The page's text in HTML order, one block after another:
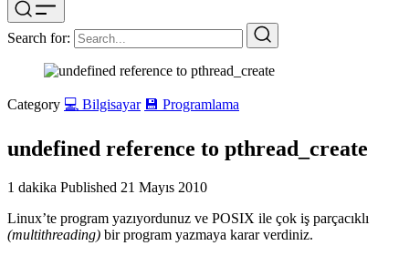
Search for:
Category 💻 Bilgisayar 💾 Programlama
undefined reference to pthread_create
1 dakika Published 21 Mayıs 2010
Linux’te program yazıyordunuz ve POSIX ile çok iş parçacıklı
(multithreading) bir program yazmaya karar verdiniz.